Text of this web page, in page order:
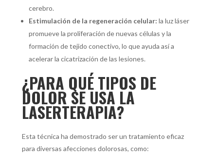
cerebro.
Estimulación de la regeneración celular: la luz láser
promueve la proliferación de nuevas células y la
formación de tejido conectivo, lo que ayuda así a
acelerar la cicatrización de las lesiones.
¿PARA QUÉ TIPOS DE
DOLOR SE USA LA
LASERTERAPIA?
Esta técnica ha demostrado ser un tratamiento eficaz
para diversas afecciones dolorosas, como: